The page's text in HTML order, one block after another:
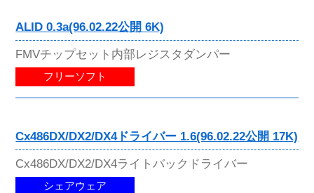
ALID 0.3a(96.02.22公開 6K)
FMVチップセット内部レジスタダンパー
フリーソフト
Cx486DX/DX2/DX4ドライバー 1.6(96.02.22公開 17K)
Cx486DX/DX2/DX4ライトバックドライバー
シェアウェア